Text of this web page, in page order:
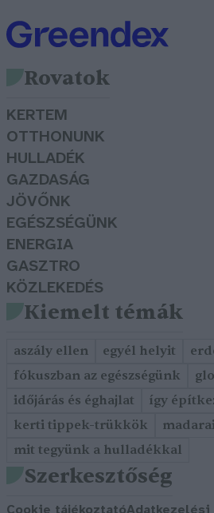
Rovatok
KERTEM
OTTHONUNK
HULLADÉK
GAZDASÁG
JÖVŐNK
EGÉSZSÉGÜNK
ENERGIA
GASZTRO
KÖZLEKEDÉS
Kiemelt témák
aszály ellen egyél helyit
fókuszban az egészségünk
időjárás és éghajlat
így
kerti tippek-trükkök
mit tegyünk a hulladékkal
Szerkesztőség
Cookie tájékoztatóAdatkezelési